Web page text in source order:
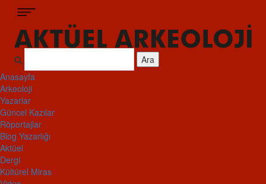
Ara
Anasayfa
Arkeoloji
Yazarlar
Güncel Kazılar
Röportajlar
Blog Yazarlığı
Aktüel
Dergi
Kültürel Miras